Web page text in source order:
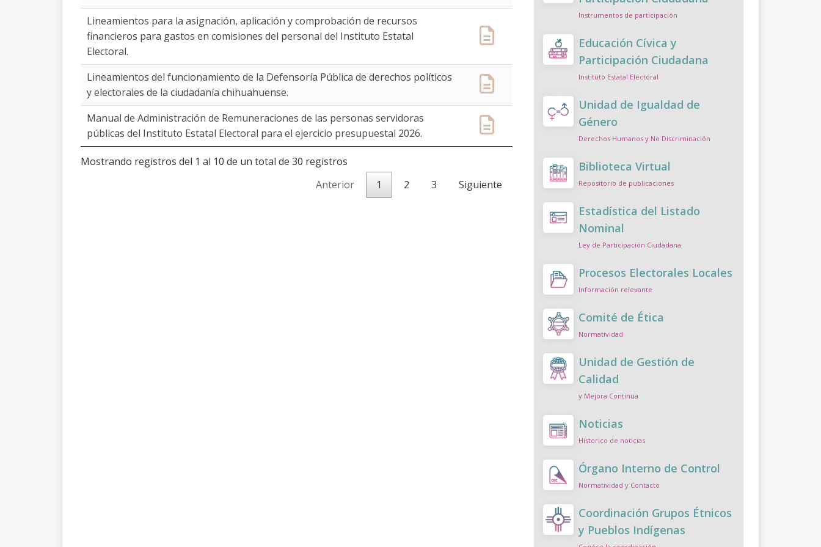
Lineamientos para la asignación, aplicación y comprobación de recursos
financieros para gastos en comisiones del personal del Instituto Estatal
Electoral.
Lineamientos del funcionamiento de la Defensoría Pública de derechos políticos
y electorales de la ciudadanía chihuahuense.
Manual de Administración de Remuneraciones de las personas servidoras
públicas del Instituto Estatal Electoral para el ejercicio presupuestal 2026.
Mostrando registros del 1 al 10 de un total de 30 registros
Anterior
1 2 3 Siguiente
Instrumentos de participación
Educación Cívica y
Participación Ciudadana
Instituto Estatal Electoral
Unidad de Igualdad de
Género
Derechos Humanos y No Discriminación
Biblioteca Virtual
Repositorio de publicaciones
Estadística del Listado
Nominal
Ley de Participación Ciudadana
Procesos Electorales Locales
Información relevante
Comité de Ética
Normatividad
Unidad de Gestión de
Calidad
y Mejora Continua
Noticias
Historico de noticias
Órgano Interno de Control
Normatividad y Contacto
Coordinación Grupos Étnicos
y Pueblos Indígenas